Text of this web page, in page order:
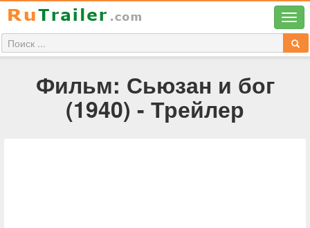
Фильм: Сьюзан и бог
(1940) - Трейлер